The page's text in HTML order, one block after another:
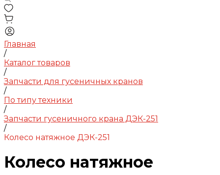
Главная
/
Каталог товаров
/
Запчасти для гусеничных кранов
/
По типу техники
/
Запчасти гусеничного крана ДЭК-251
/
Колесо натяжное ДЭК-251
Колесо натяжное